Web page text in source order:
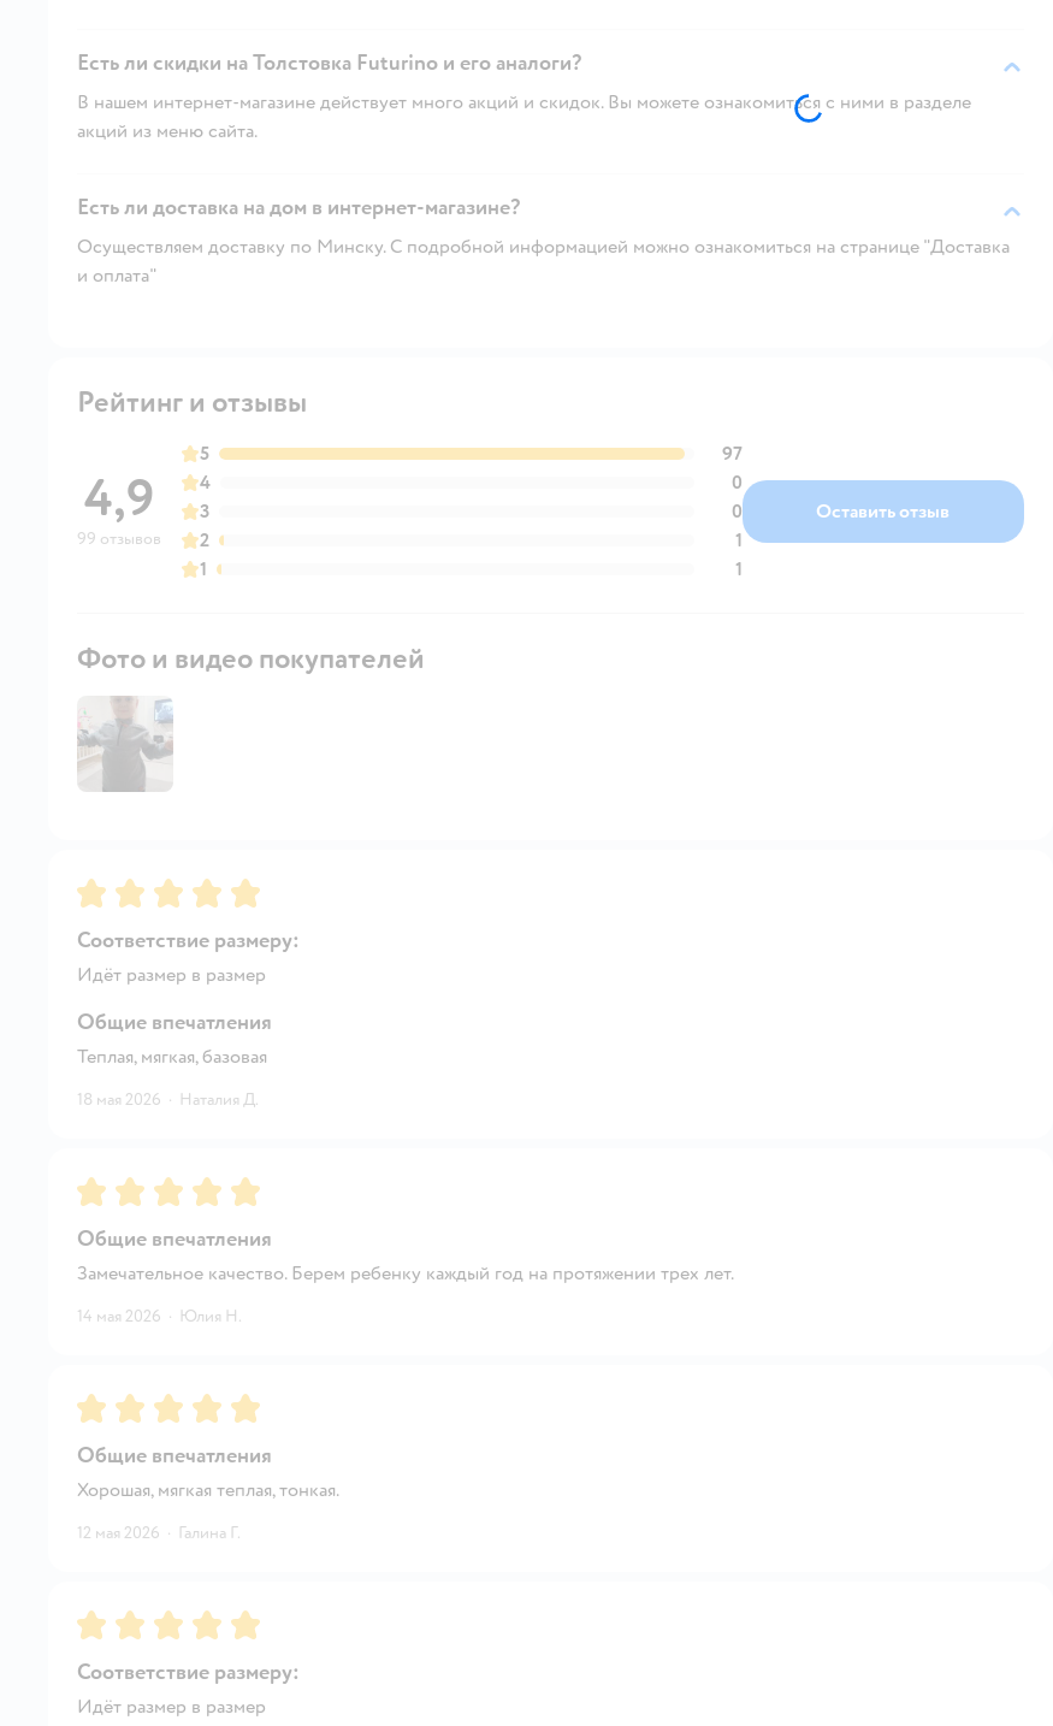
Есть ли скидки на Толстовка Futurino и его аналоги?
В нашем интернет-магазине действует много акций и скидок. Вы можете ознакомиться с ними в разделе
акций из меню сайта.
Есть ли доставка на дом в интернет-магазине?
Осуществляем доставку по Минску. С подробной информацией можно ознакомиться на странице "Доставка
и оплата"
Рейтинг и отзывы
4,9
99 отзывов
5
97
4
0
3
0
2
1
1
1
Оставить отзыв
Фото и видео покупателей
Рейтинг:5
Соответствие размеру:
Идёт размер в размер
Общие впечатления
Теплая, мягкая, базовая
18 мая 2026 · Наталия Д.
Рейтинг:5
Общие впечатления
Замечательное качество. Берем ребенку каждый год на протяжении трех лет.
14 мая 2026 · Юлия Н.
Рейтинг:5
Общие впечатления
Хорошая, мягкая теплая, тонкая.
12 мая 2026 · Галина Г.
Рейтинг:5
Соответствие размеру:
Идёт размер в размер